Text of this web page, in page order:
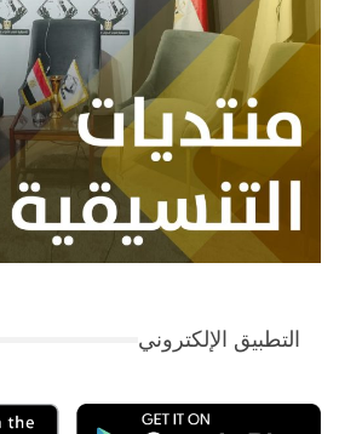
التطبيق الإلكتروني